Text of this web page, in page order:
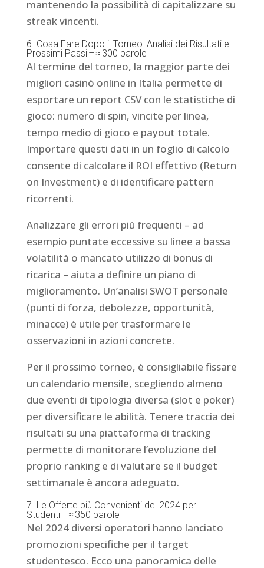
mantenendo la possibilità di capitalizzare su
streak vincenti.
6. Cosa Fare Dopo il Torneo: Analisi dei Risultati e
Prossimi Passi – ≈ 300 parole
Al termine del torneo, la maggior parte dei
migliori casinò online in Italia permette di
esportare un report CSV con le statistiche di
gioco: numero di spin, vincite per linea,
tempo medio di gioco e payout totale.
Importare questi dati in un foglio di calcolo
consente di calcolare il ROI effettivo (Return
on Investment) e di identificare pattern
ricorrenti.
Analizzare gli errori più frequenti – ad
esempio puntate eccessive su linee a bassa
volatilità o mancato utilizzo di bonus di
ricarica – aiuta a definire un piano di
miglioramento. Un’analisi SWOT personale
(punti di forza, debolezze, opportunità,
minacce) è utile per trasformare le
osservazioni in azioni concrete.
Per il prossimo torneo, è consigliabile fissare
un calendario mensile, scegliendo almeno
due eventi di tipologia diversa (slot e poker)
per diversificare le abilità. Tenere traccia dei
risultati su una piattaforma di tracking
permette di monitorare l’evoluzione del
proprio ranking e di valutare se il budget
settimanale è ancora adeguato.
7. Le Offerte più Convenienti del 2024 per
Studenti – ≈ 350 parole
Nel 2024 diversi operatori hanno lanciato
promozioni specifiche per il target
studentesco. Ecco una panoramica delle